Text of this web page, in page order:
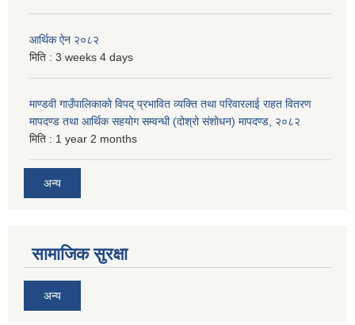
आर्थिक ऐन २०८२
मिति : 3 weeks 4 days
माण्डवी गाउँपालिकाको विपद् प्रभावित व्यक्ति तथा परिवारलाई राहत वितरण
मापदण्ड तथा आर्थिक सहयोग सम्वन्धी (दोश्रो संशोधन) मापदण्ड, २०८२
मिति : 1 year 2 months
अन्य
सामाजिक सुरक्षा
अन्य